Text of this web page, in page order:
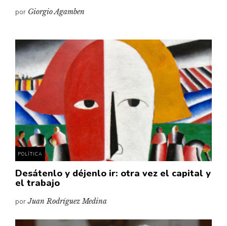
por Giorgio Agamben
POLÍTICA
Desátenlo y déjenlo ir: otra vez el capital y
el trabajo
porJuan Rodríguez Medina